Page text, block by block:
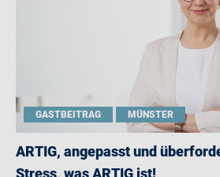
GASTBEITRAG MÜNSTER
ARTIG, angepasst und
Stress, was ARTIG ist!